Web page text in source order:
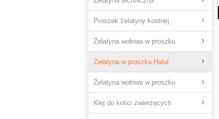
Proszek żelatyny kostnej
Żelatyna wołowa w proszku
Żelatyna w proszku Halal
Żelatyna wołowa w proszku
Klej do kości zwierzęcych